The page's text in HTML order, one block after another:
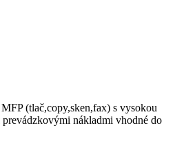
(tlač,copy,sken,fax) s vysokou
nákladmi vhodné do